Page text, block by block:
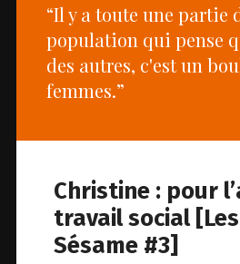
“Il y a toute une partie
population qui pense
des autres, c'est un
femmes.”
Christine : pour
travail social
Sésame #3]